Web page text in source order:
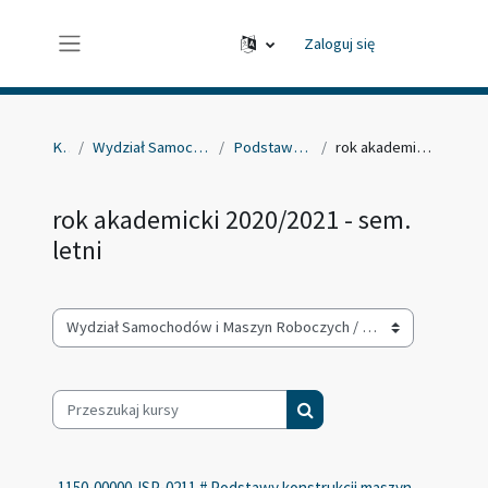
Zaloguj się
Kursy Wydział Samochodów i Maszyn Roboczych Podstawy konstrukcji maszyn rok akademicki 2020/2021 - sem. letni
rok akademicki 2020/2021 - sem.
letni
Kategorie kursów
Przeszukaj kursy
Przeszukaj kursy